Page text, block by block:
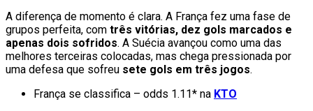
A diferença de momento é clara. A França fez uma fase de
grupos perfeita, com três vitórias, dez gols marcados e
apenas dois sofridos. A Suécia avançou como uma das
melhores terceiras colocadas, mas chega pressionada por
uma defesa que sofreu sete gols em três jogos.
França se classifica – odds 1.11* na KTO